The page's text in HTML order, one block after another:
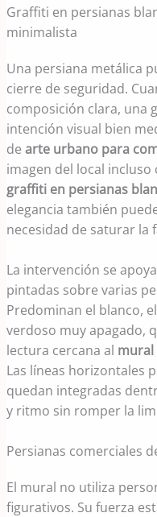
Graffiti en persianas
minimalista
Una persiana metálica
cierre de seguridad.
composición clara, una
intención visual bien
dearte urbano para
imagen del local
graffiti en persianas
elegancia también
necesidad de saturar la
La intervención se
pintadas sobre varias
Predominan el blanco,
verdoso muy apagado,
lectura cercana al mural
Las líneas horizontales
quedan integradas
y ritmo sin romper la
Persianas comerciales
El mural no utiliza
figurativos. Su fuerza